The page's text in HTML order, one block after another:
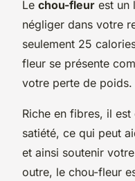
Le chou-fleur est un
négliger dans votre
seulement 25
fleur se présente
votre perte de poids.
Riche en fibres, il
satiété, ce qui peut
et ainsi soutenir
outre, le chou-fleur